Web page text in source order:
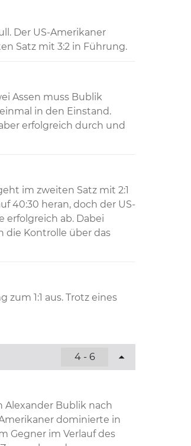
Der US-Amerikaner
Satz mit 3:2 in Führung.
Assen muss Bublik
in den Einstand.
erfolgreich durch und
im zweiten Satz mit 2:1
40:30 heran, doch der US-
erfolgreich ab. Dabei
die Kontrolle über das
1:1 aus. Trotz eines
Der US-Amerikaner
und schlägt dabei
chancenlos.
4 - 6
Alexander Bublik nach
dominierte in
Gegner im Verlauf des